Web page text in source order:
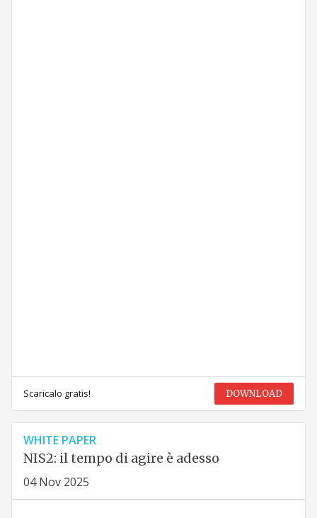
Scaricalo gratis! DOWNLOAD
WHITE PAPER
NIS2: il tempo di agire è adesso
04 Nov 2025